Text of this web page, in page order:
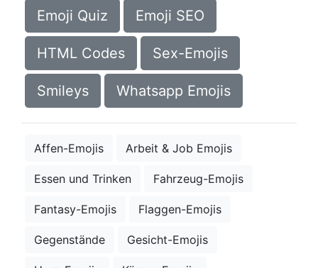
Emoji Quiz Emoji SEO
HTML Codes Sex-Emojis
Smileys Whatsapp Emojis
Affen-Emojis Arbeit & Job Emojis
Essen und Trinken Fahrzeug-Emojis
Fantasy-Emojis Flaggen-Emojis
Gegenstände Gesicht-Emojis